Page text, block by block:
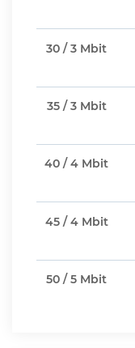
30 / 3 Mbit
35 / 3 Mbit
40 / 4 Mbit
45 / 4 Mbit
50 / 5 Mbit